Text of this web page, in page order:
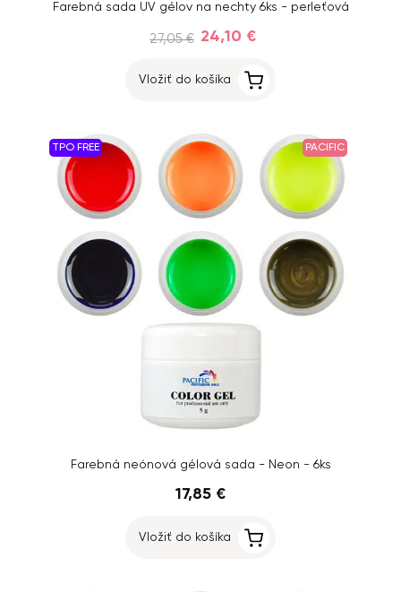
Farebná sada UV gélov na nechty 6ks - perleťová
27,05 € 24,10 €
Vložiť do košíka
TPO FREE PACIFIC
Farebná neónová gélová sada - Neon - 6ks
17,85 €
Vložiť do košíka